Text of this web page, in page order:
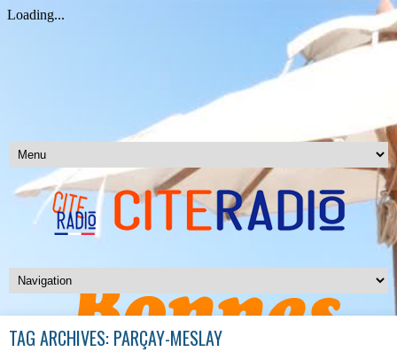
TAG ARCHIVES: PARÇAY-MESLAY